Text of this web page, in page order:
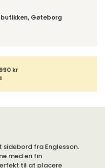
direkte til din adresse –
Hvis varen bestilles
butikken, Gøteborg
kr
fra Englesson.
med en fin
til at placere